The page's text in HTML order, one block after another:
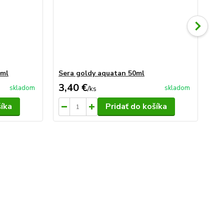
skladom
Sera goldy aquatan 50ml
3,40 €/ks skladom
Pridať do košíka